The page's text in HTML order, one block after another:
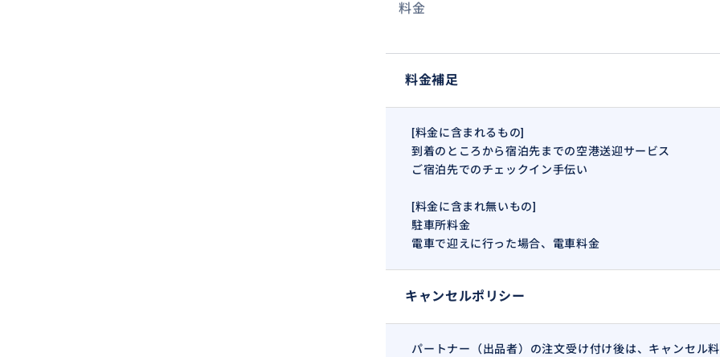
料金
料金補足
[料金に含まれるもの]
到着のところから宿泊先までの空港送迎サービス
ご宿泊先でのチェックイン手伝い
[料金に含まれ無いもの]
駐車所料金
電車で迎えに行った場合、電車料金
キャンセルポリシー
パートナー（出品者）の注文受け付け後は、キャンセル